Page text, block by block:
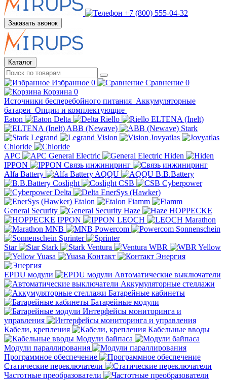
+7 (800) 555-04-32
Заказать звонок
Каталог
Избранное 0 Сравнение 0
Корзина 0
Источники бесперебойного питания Аккумуляторные
батареи Опции и комплектующие
Eaton
Delta Riello
ELTENA (Inelt)
ABB (Newave)
Stark
Legrand
Vision
Jovyatlas
Chloride
APC
General Electric
Hiden
IPPON
Связь инжиниринг
Alfa Battery
AQQU
B.B.Battery
Coslight
CSB
Cyberpower
Delta
EnerSys (Hawker)
Etalon
Fiamm
General Security
Haze
HOPPECKE
IPPON
LEOCH
Marathon
MNB
Powercom
Sonnenschein
Sprinter
Star
Stark Ventura WBR
Yellow
Yuasa
Контакт Энергия
EPDU модули
Автоматические выключатели
Аккумуляторные стеллажи
Батарейные кабинеты
Батарейные модули
Интерфейсы мониторинга и
управления
Кабели, крепления
Кабельные вводы
Модули байпаса
Модули параллирования
Программное обеспечение
Статические переключатели
Частотные преобразователи